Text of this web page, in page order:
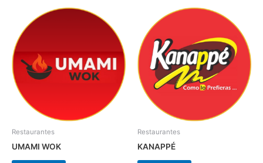
Restaurantes
UMAMI WOK
Restaurantes
KANAPPÉ